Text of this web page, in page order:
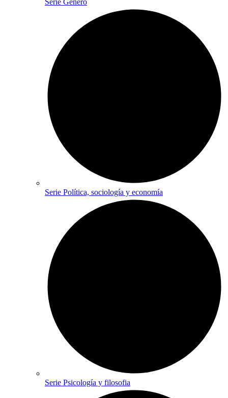
Serie Política, sociología y economía
Serie Psicología y filosofia